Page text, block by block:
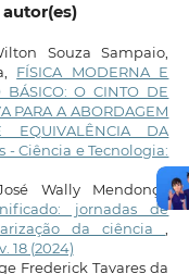
Souza Sampaio,
FÍSICA MODERNA E
BÁSICO: O CINTO DE
PARA A ABORDAGEM
EQUIVALÊNCIA DA
- Ciência e Tecnologia:
Wally Mendonça
jornadas de
da ciência
18 (2024)
Frederick Tavares da